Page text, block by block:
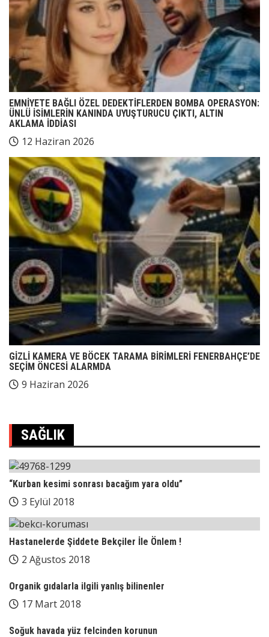
EMNİYETE BAĞLI ÖZEL DEDEKTİFLERDEN BOMBA OPERASYON:
ÜNLÜ İSİMLERİN KANINDA UYUŞTURUCU ÇIKTI, ALTIN
AKLAMA İDDİASI
12 Haziran 2026
GİZLİ KAMERA VE BÖCEK TARAMA BİRİMLERİ FENERBAHÇE’DE
SEÇİM ÖNCESİ ALARMDA
9 Haziran 2026
SAĞLIK
“Kurban kesimi sonrası bacağım yara oldu”
3 Eylül 2018
Hastanelerde Şiddete Bekçiler İle Önlem !
2 Ağustos 2018
Organik gıdalarla ilgili yanlış bilinenler
17 Mart 2018
Soğuk havada yüz felcinden korunun